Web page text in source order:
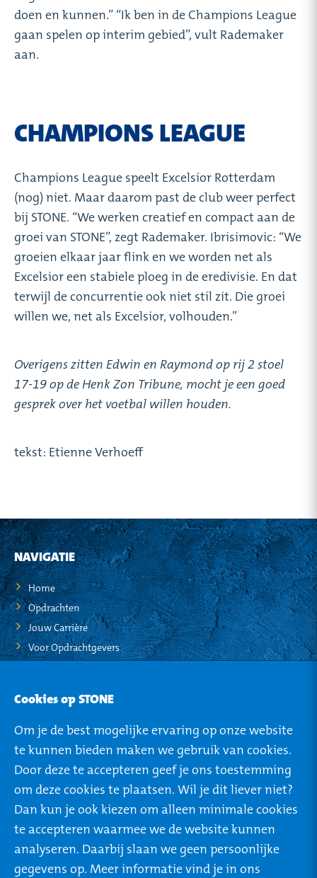
Cookies op STONE
Om je de best mogelijke ervaring op onze website
te kunnen bieden maken we gebruik van cookies.
Door deze te accepteren geef je ons toestemming
om deze cookies te plaatsen. Wil je dit liever niet?
Dan kun je ook kiezen om alleen minimale cookies
te accepteren waarmee we de website kunnen
analyseren. Daarbij slaan we geen persoonlijke
gegevens op. Meer informatie vind je in ons
doen en kunnen.” “Ik ben in de Champions League
gaan spelen op interim gebied”, vult Rademaker
aan.
CHAMPIONS LEAGUE
Champions League speelt Excelsior Rotterdam
(nog) niet. Maar daarom past de club weer perfect
bij STONE. “We werken creatief en compact aan de
groei van STONE”, zegt Rademaker. Ibrisimovic: “We
groeien elkaar jaar flink en we worden net als
Excelsior een stabiele ploeg in de eredivisie. En dat
terwijl de concurrentie ook niet stil zit. Die groei
willen we, net als Excelsior, volhouden.”
Overigens zitten Edwin en Raymond op rij 2 stoel
17-19 op de Henk Zon Tribune, mocht je een goed
gesprek over het voetbal willen houden.
tekst: Etienne Verhoeff
ROTTERDAM
Rivium Boulevard 46
TILBURG
Ringbaan West 304
NAVIGATIE
Home
Opdrachten
Jouw Carrière
Voor Opdrachtgevers
STO-NEWS
Mijn STONE
Privacy